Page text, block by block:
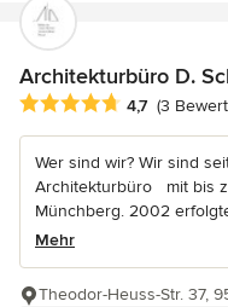
Architekturbüro D.
Durchschnittliche
4,7 (3
Wer sind wir? Wir sind
Architekturbüro mit bis
Münchberg. 2002
Mehr
Theodor-Heuss-Str. 37,